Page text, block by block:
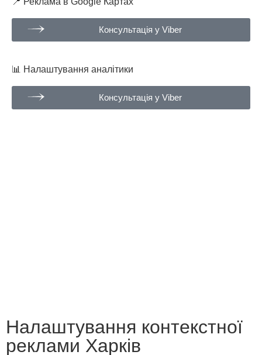
Консультація у Viber
📊 Налаштування аналітики
Консультація у Viber
Налаштування контекстної
реклами Харків